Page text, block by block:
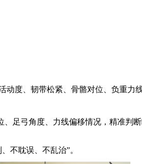
度、韧带松紧、骨骼对位、负重力
足弓角度、力线偏移情况，精准判
不耽误、不乱治”。